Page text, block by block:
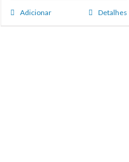
Adicionar Detalhes